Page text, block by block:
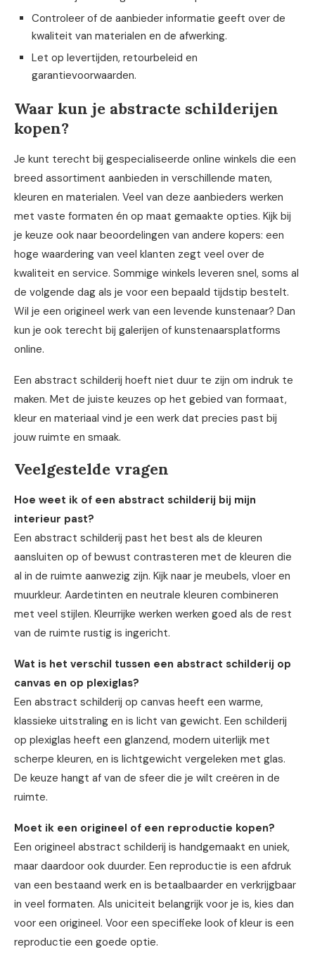
Controleer of de aanbieder informatie geeft over de
kwaliteit van materialen en de afwerking.
Let op levertijden, retourbeleid en
garantievoorwaarden.
Waar kun je abstracte schilderijen
kopen?
Je kunt terecht bij gespecialiseerde online winkels die een
breed assortiment aanbieden in verschillende maten,
kleuren en materialen. Veel van deze aanbieders werken
met vaste formaten én op maat gemaakte opties. Kijk bij
je keuze ook naar beoordelingen van andere kopers: een
hoge waardering van veel klanten zegt veel over de
kwaliteit en service. Sommige winkels leveren snel, soms al
de volgende dag als je voor een bepaald tijdstip bestelt.
Wil je een origineel werk van een levende kunstenaar? Dan
kun je ook terecht bij galerijen of kunstenaarsplatforms
online.
Een abstract schilderij hoeft niet duur te zijn om indruk te
maken. Met de juiste keuzes op het gebied van formaat,
kleur en materiaal vind je een werk dat precies past bij
jouw ruimte en smaak.
Veelgestelde vragen
Hoe weet ik of een abstract schilderij bij mijn
interieur past?
Een abstract schilderij past het best als de kleuren
aansluiten op of bewust contrasteren met de kleuren die
al in de ruimte aanwezig zijn. Kijk naar je meubels, vloer en
muurkleur. Aardetinten en neutrale kleuren combineren
met veel stijlen. Kleurrijke werken werken goed als de rest
van de ruimte rustig is ingericht.
Wat is het verschil tussen een abstract schilderij op
canvas en op plexiglas?
Een abstract schilderij op canvas heeft een warme,
klassieke uitstraling en is licht van gewicht. Een schilderij
op plexiglas heeft een glanzend, modern uiterlijk met
scherpe kleuren, en is lichtgewicht vergeleken met glas.
De keuze hangt af van de sfeer die je wilt creëren in de
ruimte.
Moet ik een origineel of een reproductie kopen?
Een origineel abstract schilderij is handgemaakt en uniek,
maar daardoor ook duurder. Een reproductie is een afdruk
van een bestaand werk en is betaalbaarder en verkrijgbaar
in veel formaten. Als uniciteit belangrijk voor je is, kies dan
voor een origineel. Voor een specifieke look of kleur is een
reproductie een goede optie.